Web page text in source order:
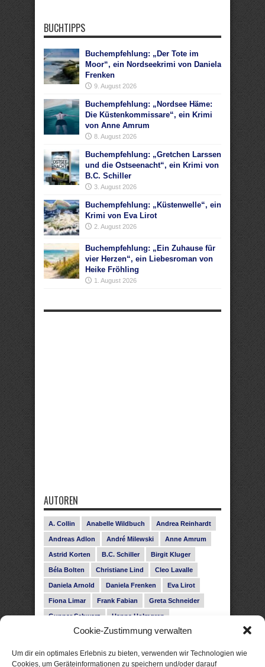
Cookie-Zustimmung verwalten
Um dir ein optimales Erlebnis zu bieten, verwenden wir Technologien wie
Cookies, um Geräteinformationen zu speichern und/oder darauf
BUCHTIPPS
Buchempfehlung: „Der Tote im
Moor“, ein Nordseekrimi von Daniela
Frenken
9. August 2026
Buchempfehlung: „Nordsee Häme:
Die Küstenkommissare“, ein Krimi
von Anne Amrum
8. August 2026
Buchempfehlung: „Gretchen Larssen
und die Ostseenacht“, ein Krimi von
B.C. Schiller
3. August 2026
Buchempfehlung: „Küstenwelle“, ein
Krimi von Eva Lirot
2. August 2026
Buchempfehlung: „Ein Zuhause für
vier Herzen“, ein Liebesroman von
Heike Fröhling
1. August 2026
AUTOREN
A. Collin Anabelle Wildbuch Andrea Reinhardt
Andreas Adlon André Milewski Anne Amrum
Astrid Korten B.C. Schiller Birgit Kluger
Béla Bolten Christiane Lind Cleo Lavalle
Daniela Arnold Daniela Frenken Eva Lirot
Fiona Limar Frank Fabian Greta Schneider
Gunnar Schwarz Hanna Holmgren
Heike Fröhling Ina Glahe Ivo Pala J. Vellguth
Leonie Haubrich Lilly Labord Livia Pipes